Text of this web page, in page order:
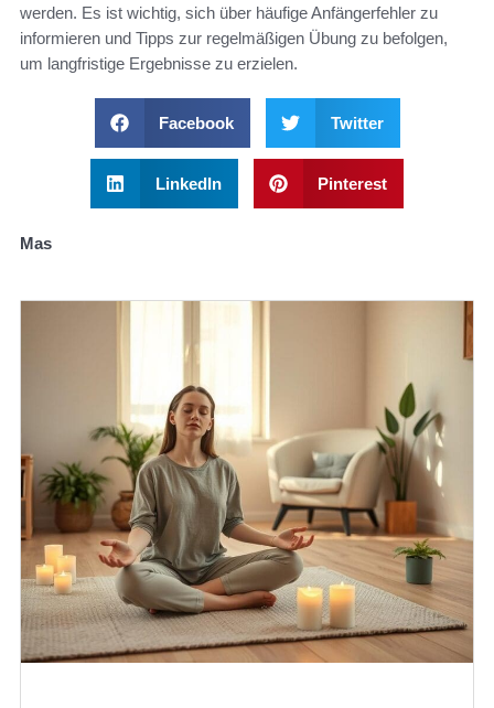
werden. Es ist wichtig, sich über häufige Anfängerfehler zu
informieren und Tipps zur regelmäßigen Übung zu befolgen,
um langfristige Ergebnisse zu erzielen.
Facebook Twitter
LinkedIn Pinterest
Mas